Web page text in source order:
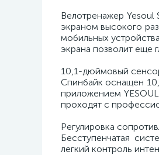
Велотренажер
экраном высокого
мобильных
экрана позволит еще
10,1-дюймовый
Спинбайк оснащен
приложением
проходят с
Регулировка
Бесступенчатая
легкий контроль